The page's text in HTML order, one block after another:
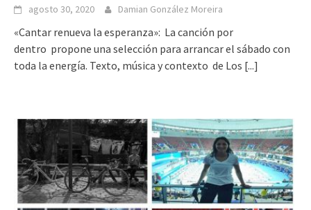
agosto 30, 2020 Damian González Moreira
«Cantar renueva la esperanza»: La canción por
dentro propone una selección para arrancar el sábado con
toda la energía. Texto, música y contexto de Los [...]